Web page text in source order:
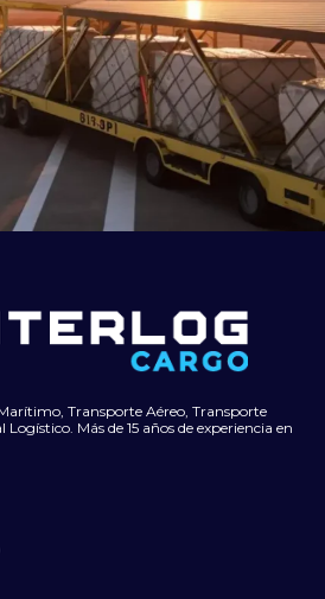
Hacia el aeropuerto
Chavez
Transporte Aéreo, Transporte
Más de 15 años de experiencia en